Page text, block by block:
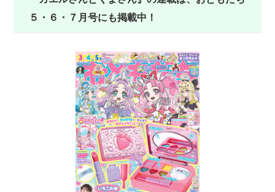
５・６・７月号にも掲載中！